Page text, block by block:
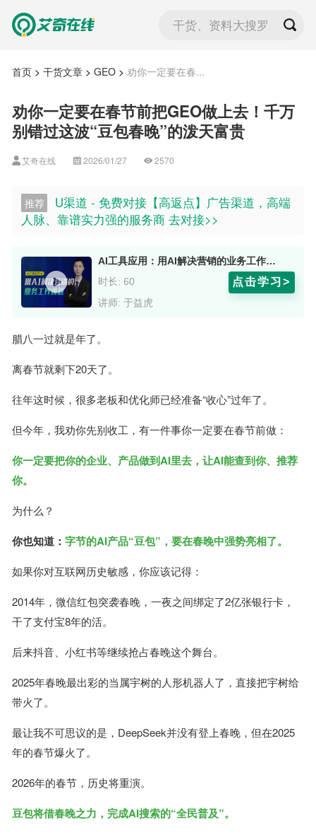
干货、资料大搜罗
首页> 干货文章> GEO> 劝你一定要在春...
劝你一定要在春节前把GEO做上去！千万
别错过这波“豆包春晚”的泼天富贵
艾奇在线 2026/01/27 2570
推荐
U渠道 - 免费对接【高返点】广告渠道，高端
人脉、靠谱实力强的服务商 去对接>>
AI工具应用：用AI解决营销的业务工作难题 嘉宾：于益虎
时长: 60
讲师: 于益虎
点击学习>
腊八一过就是年了。
离春节就剩下20天了。
往年这时候，很多老板和优化师已经准备“收心”过年了。
但今年，我劝你先别收工，有一件事你一定要在春节前做：
你一定要把你的企业、产品做到AI里去，让AI能查到你、推荐
你。
为什么？
你也知道： 字节的AI产品“豆包”，要在春晚中强势亮相了。
如果你对互联网历史敏感，你应该记得：
2014年，微信红包突袭春晚，一夜之间绑定了2亿张银行卡，
干了支付宝8年的活。
后来抖音、小红书等继续抢占春晚这个舞台。
2025年春晚最出彩的当属宇树的人形机器人了，直接把宇树给
带火了。
最让我不可思议的是，DeepSeek并没有登上春晚，但在2025
年的春节爆火了。
2026年的春节，历史将重演。
豆包将借春晚之力，完成AI搜索的“全民普及”。